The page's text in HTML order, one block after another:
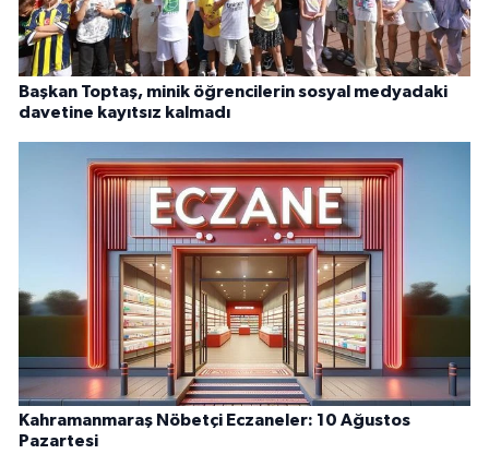
Başkan Toptaş, minik öğrencilerin sosyal medyadaki
davetine kayıtsız kalmadı
Kahramanmaraş Nöbetçi Eczaneler: 10 Ağustos
Pazartesi